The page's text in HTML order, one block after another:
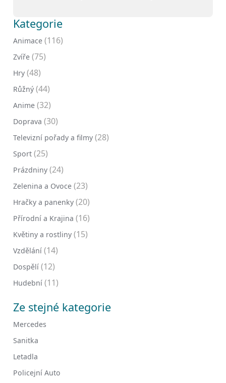
Kategorie
Animace (116)
Zvíře (75)
Hry (48)
Růžný (44)
Anime (32)
Doprava (30)
Televizní pořady a filmy (28)
Sport (25)
Prázdniny (24)
Zelenina a Ovoce (23)
Hračky a panenky (20)
Přírodní a Krajina (16)
Květiny a rostliny (15)
Vzdělání (14)
Dospělí (12)
Hudební (11)
Ze stejné kategorie
Mercedes
Sanitka
Letadla
Policejní Auto